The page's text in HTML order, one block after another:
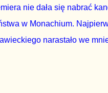
nie dała się nabrać
w Monachium.
narastało we